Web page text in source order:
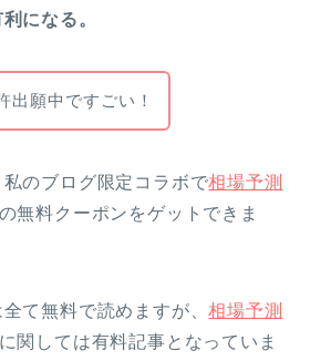
になる。
出願中ですごい！
のブログ限定コラボで相場予測
の無料クーポンをゲットできま
て無料で読めますが、相場予測
に関しては有料記事となっていま